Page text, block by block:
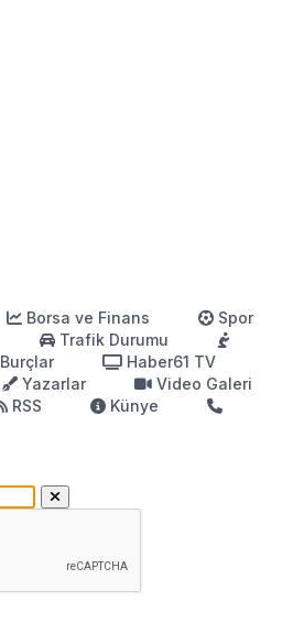
Borsa ve Finans
Spor
Trafik Durumu
Burçlar
Haber61 TV
Yazarlar
Video Galeri
RSS
Künye